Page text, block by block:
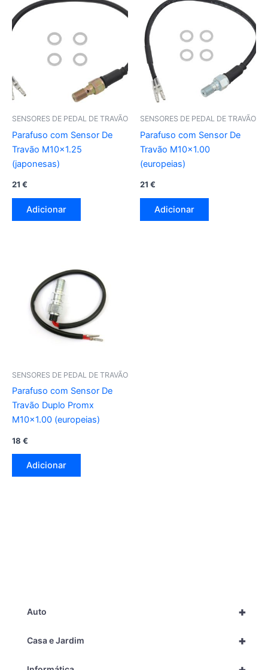
+
Auto
+
Casa e Jardim
SENSORES DE PEDAL DE TRAVÃO
Parafuso com Sensor De
Travão M10x1.25
(japonesas)
21 €
Adicionar
SENSORES DE PEDAL DE TRAVÃO
Parafuso com Sensor De
Travão M10x1.00
(europeias)
21 €
Adicionar
SENSORES DE PEDAL DE TRAVÃO
Parafuso com Sensor De
Travão Duplo Promx
M10x1.00 (europeias)
18 €
Adicionar